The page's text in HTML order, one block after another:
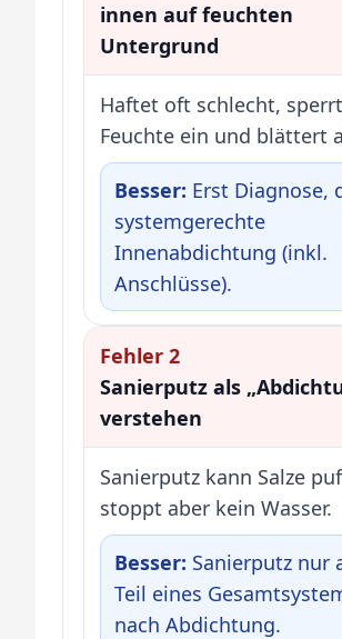
innen auf feuchten
Untergrund
Haftet oft schlecht, sperrt
Feuchte ein und blättert
Besser: Erst Diagnose,
systemgerechte
Innenabdichtung (inkl.
Anschlüsse).
Fehler 2
Sanierputz als
verstehen
Sanierputz kann Salze
stoppt aber kein Wasser.
Besser: Sanierputz nur
Teil eines
nach Abdichtung.